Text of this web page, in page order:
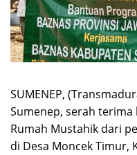
SUMENEP,
Sumenep, serah
Rumah Mustahik dari
di Desa Moncek Timur,